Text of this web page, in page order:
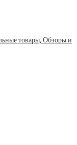
товары, Обзоры и